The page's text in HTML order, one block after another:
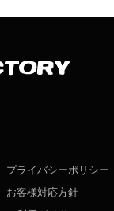
プライバシーポリシー
お客様対応方針